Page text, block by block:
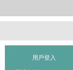
用戶登入